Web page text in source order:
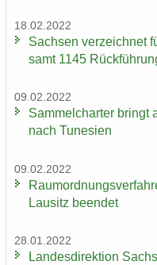
18.02.2022
Sach­sen ver­zeich­net
samt 1145
09.02.2022
Sam­mel­char­ter bringt
nach Tu­ne­si­en
09.02.2022
Lau­sitz be­en­det
28.01.2022
Lan­des­di­rek­ti­on